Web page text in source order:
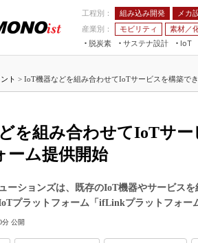
工程別： 組み込み開発 メカ
産業別：
モビリティ 素材／
脱炭素
サステナ設計
IoT
つながる工場AI×設備保全 JIMTOF
IIFES
スマート
ト > IoT機器などを組み合わせてIoTサービスを構築でき
を組み合わせてIoTサ
ーム提供開始
ーションズは、既存のIoT機器やサービス
プラットフォーム「ifLinkプラットフォー
分 公開